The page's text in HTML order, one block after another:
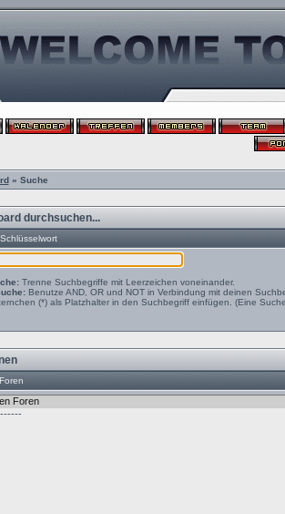
» Suche
durchsuchen...
Trenne Suchbegriffe mit Leerzeichen voneinander.
Benutze AND, OR und NOT in Verbindung mit deinen
(*) als Platzhalter in den Suchbegriff einfügen. (Eine